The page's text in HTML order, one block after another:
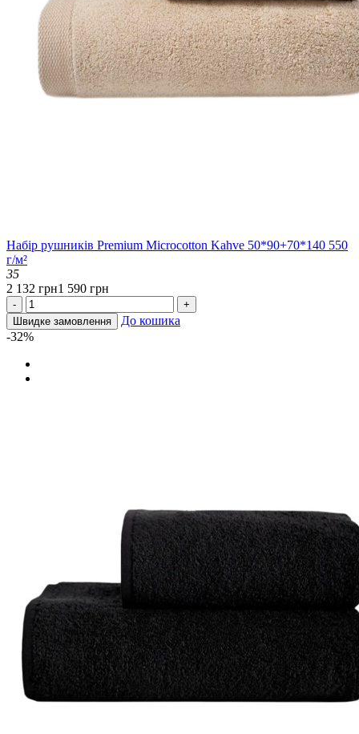
Набір рушників Premium Microcotton Kahve 50*90+70*140 550
г/м²
35
2 132 грн1 590 грн
-
+
Швидке замовлення
До кошика
-32%